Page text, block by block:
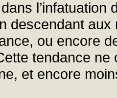
descendant
ou encore
tendance ne
et encore